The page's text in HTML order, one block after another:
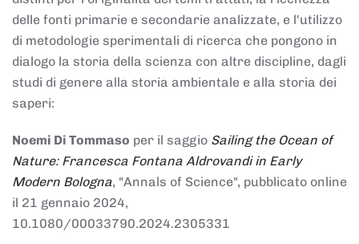
delle fonti primarie e secondarie analizzate, e l'utilizzo
di metodologie sperimentali di ricerca che pongono in
dialogo la storia della scienza con altre discipline, dagli
studi di genere alla storia ambientale e alla storia dei
saperi:
Noemi Di Tommaso per il saggio Sailing the Ocean of
Nature: Francesca Fontana Aldrovandi in Early
Modern Bologna, "Annals of Science", pubblicato online
il 21 gennaio 2024,
10.1080/00033790.2024.2305331